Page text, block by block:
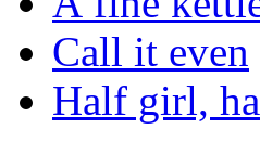
Call it even
Half girl,